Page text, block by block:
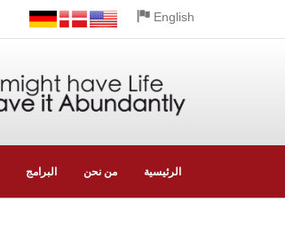
English
الرئيسية من نحن البرامج